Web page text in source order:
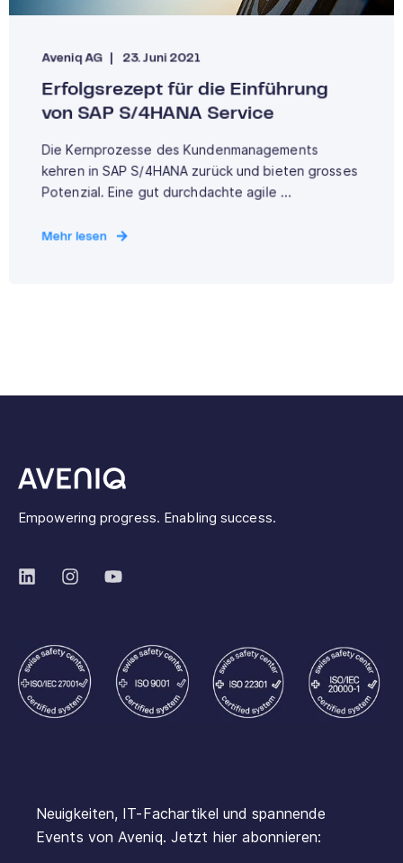
Aveniq AG 23. Juni 2021
Erfolgsrezept für die Einführung
von SAP S/4HANA Service
‍Die Kernprozesse des Kundenmanagements
kehren in SAP S/4HANA zurück und bieten grosses
Potenzial.‍ Eine gut durchdachte agile ...
Mehr lesen
Empowering progress. Enabling success.
Neuigkeiten, IT-Fachartikel und spannende
Events von Aveniq. Jetzt hier abonnieren: